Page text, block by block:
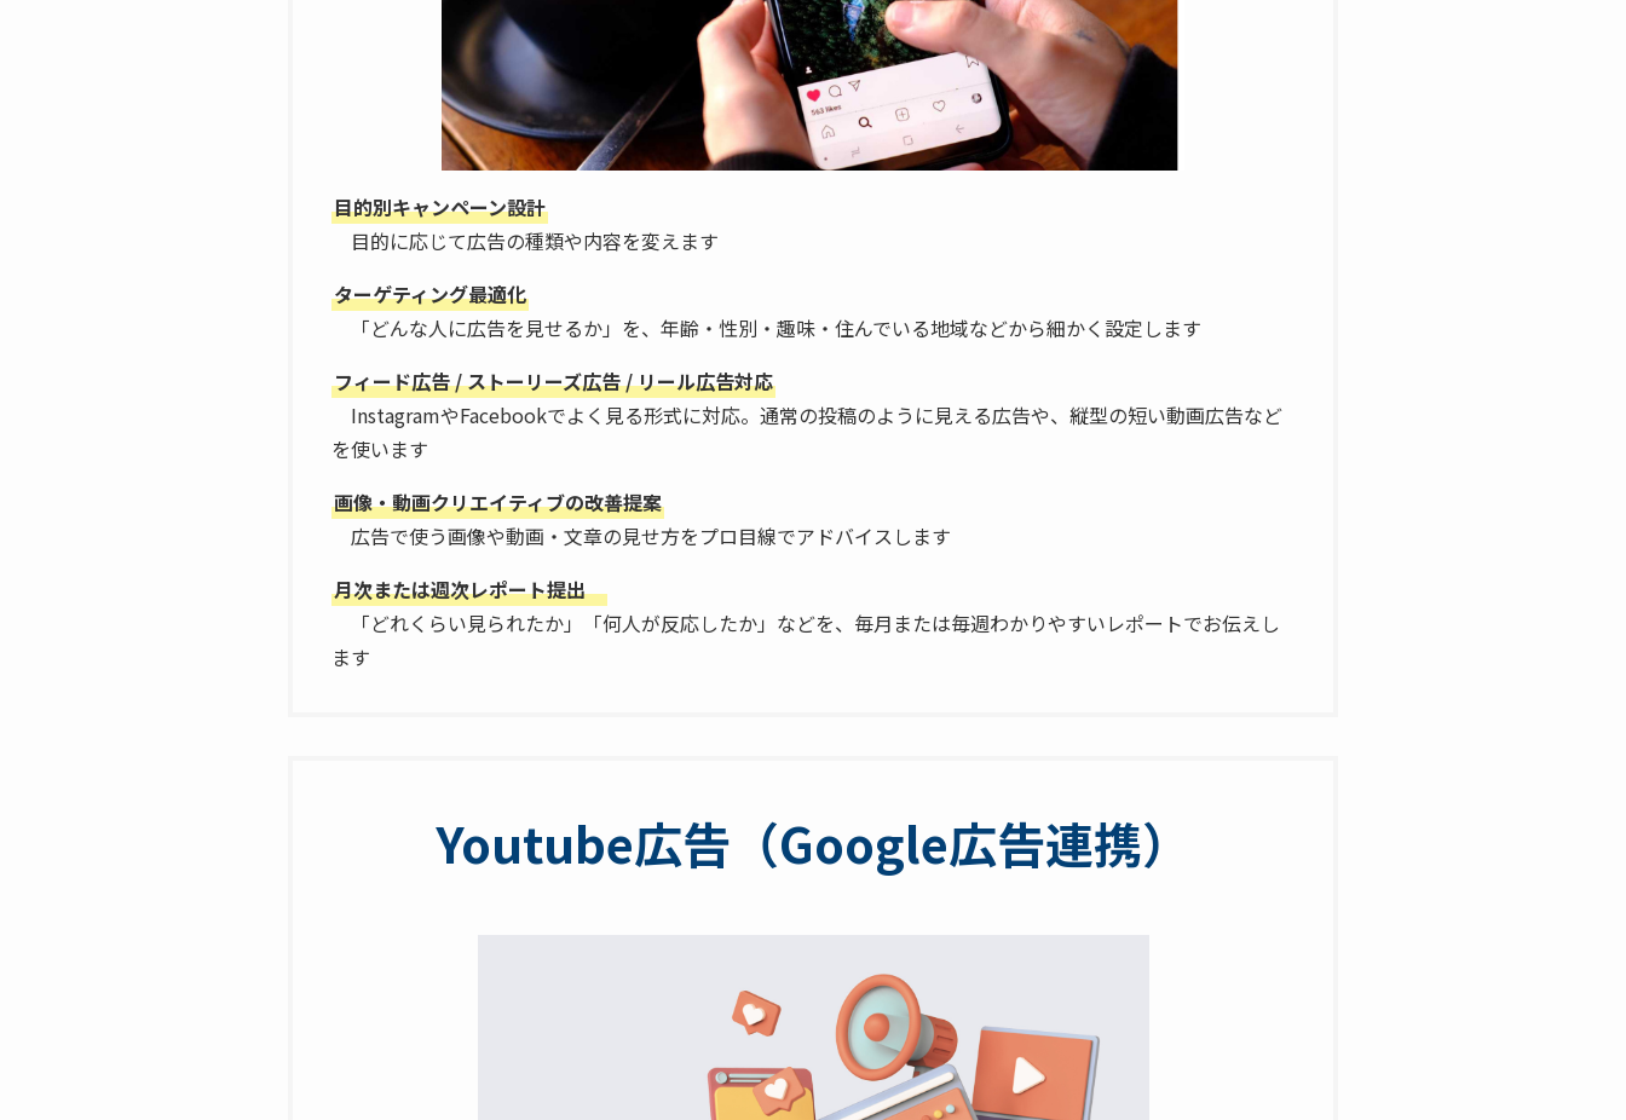
目的別キャンペーン設計
目的に応じて広告の種類や内容を変えます
ターゲティング最適化
「どんな人に広告を見せるか」を、年齢・性別・趣味・住んでいる地域などから細かく設定します
フィード広告 / ストーリーズ広告 / リール広告対応
InstagramやFacebookでよく見る形式に対応。通常の投稿のように見える広告や、縦型の短い動画広告など
を使います
画像・動画クリエイティブの改善提案
広告で使う画像や動画・文章の見せ方をプロ目線でアドバイスします
月次または週次レポート提出
「どれくらい見られたか」「何人が反応したか」などを、毎月または毎週わかりやすいレポートでお伝えし
ます
Youtube広告（Google広告連携）